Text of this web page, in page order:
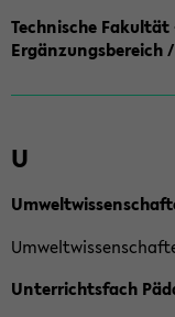
Technische
Ergänzungsbereich
U
Unterrichtsfach